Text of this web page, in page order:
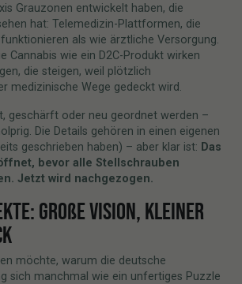
Grauzonen entwickelt haben, die
hat: Telemedizin-Plattformen, die
als wie ärztliche Versorgung.
Cannabis wie ein D2C-Produkt wirken
die steigen, weil plötzlich
medizinische Wege gedeckt wird.
geschärft oder neu geordnet werden –
Die Details gehören in einen eigenen
geschrieben haben) – aber klar ist: Das
bevor alle Stellschrauben
Jetzt wird nachgezogen.
GROßE VISION, KLEINER
möchte, warum die deutsche
sich manchmal wie ein unfertiges Puzzle